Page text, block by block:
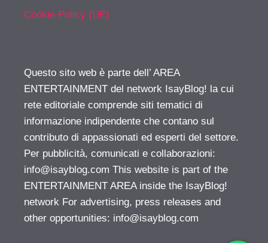
Cookie Policy (UE)
Questo sito web è parte dell’ AREA
ENTERTAINMENT del network IsayBlog! la cui
rete editoriale comprende siti tematici di
informazione indipendente che contano sul
contributo di appassionati ed esperti del settore.
Per pubblicità, comunicati e collaborazioni:
info@isayblog.com This website is part of the
ENTERTAINMENT AREA inside the IsayBlog!
network For advertising, press releases and
other opportunities: info@isayblog.com